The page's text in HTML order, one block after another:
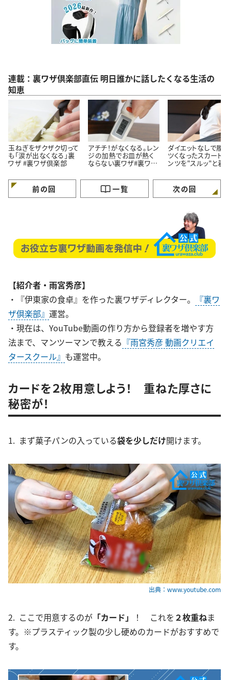
連載：裏ワザ倶楽部直伝 明日誰かに話したくなる生活の
知恵
玉ねぎをザクザク切って
も「涙が出なくなる」裏
ワザ #裏ワザ倶楽部
アチチ！がなくなる。レン
ジの加熱でお皿が熱く
ならない裏ワザ#裏ワザ
ダイエットなしで履く
ツくなったスカート
ンツを"スルッ"と着
前の回 一覧 次の回
【紹介者・雨宮秀彦】
・『伊東家の食卓』を作った裏ワザディレクター。
『裏ワ
ザ倶楽部』 運営。
・現在は、YouTube動画の作り方から登録者を増やす方
法まで、マンツーマンで教える 『雨宮秀彦 動画クリエイ
タースクール』 も運営中。
カードを２枚用意しよう！ 重ねた厚さに
秘密が！
1. まず菓子パンの入っている袋を少しだけ開けます。
出典：www.youtube.com
2. ここで用意するのが 「カード」 ！ これを ２枚重ねま
す。※プラスティック製の少し硬めのカードがおすすめで
す。